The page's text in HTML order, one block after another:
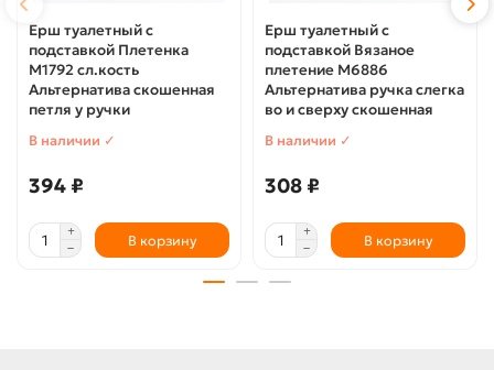
Ерш туалетный с
подставкой Плетенка
М1792 сл.кость
Альтернатива скошенная
петля у ручки
В наличии ✓
394 ₽
В корзину
Ерш туалетный с
подставкой Вязаное
плетение М6886
Альтернатива ручка слегка
во и сверху скошенная
В наличии ✓
308 ₽
В корзину